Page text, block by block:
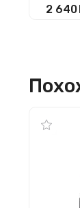
2 640